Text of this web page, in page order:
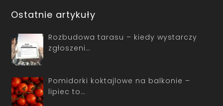
Ostatnie artykuły
Rozbudowa tarasu – kiedy wystarczy
zgłoszeni…
Pomidorki koktajlowe na balkonie –
lipiec to…